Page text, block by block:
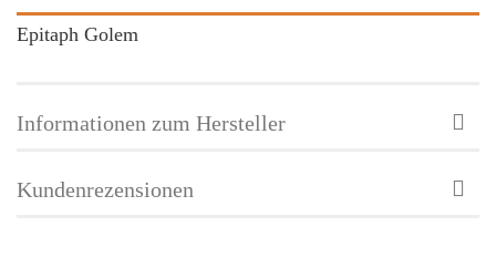
Epitaph Golem
Informationen zum Hersteller
Kundenrezensionen